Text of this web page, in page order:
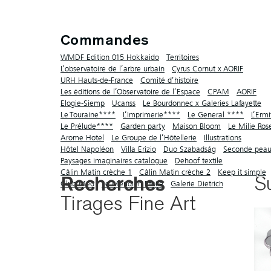
Commandes
WMDF Edition 015 Hokkaido
Territoires
L’observatoire de l’arbre urbain
Cyrus Cornut x AORIF
URH Hauts-de-France
Comité d’histoire
Les éditions de l’Observatoire de l’Espace
CPAM
AORIF
Elogie-Siemp
Ucanss
Le Bourdonnec x Galeries Lafayette
Le Touraine****
L’Imprimerie**** Le General ****
Le Prélude****
Garden party Maison Bloom
Le Milie
Arome Hotel
Le Groupe de l’Hôtellerie
Illustrations
Hôtel Napoléon
Villa Erizio Duo Szabadság
Seconde peau
Paysages imaginaires catalogue
Dehoof textile
Câlin Matin crèche 1
Câlin Matin crèche 2
Keep it simple
Club Med
Le Méridien Etoile Galerie Dietrich
Recherches
Tirages Fine Art